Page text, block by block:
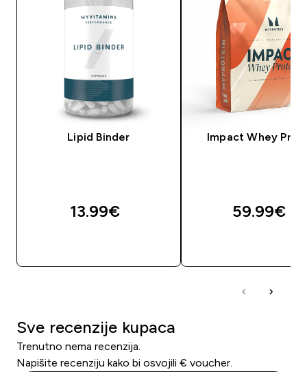
Lipid Binder
13.99€‎
Impact Whey
59.99€‎
Sve recenzije kupaca
Trenutno nema recenzija.
Napišite recenziju kako bi osvojili € voucher.